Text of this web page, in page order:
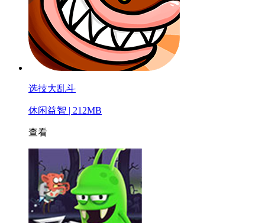
选技大乱斗
休闲益智 | 212MB
查看